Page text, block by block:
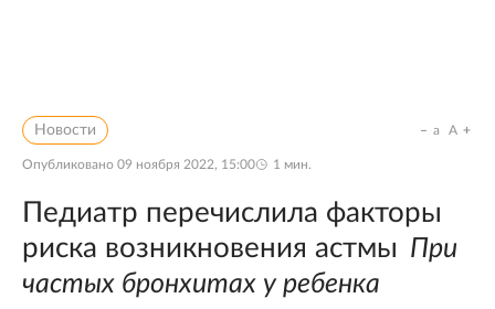
Новости
Опубликовано 09 ноября 2022, 15:00 1 мин.
a A
Педиатр перечислила факторы
риска возникновения астмы При
частых бронхитах у ребенка